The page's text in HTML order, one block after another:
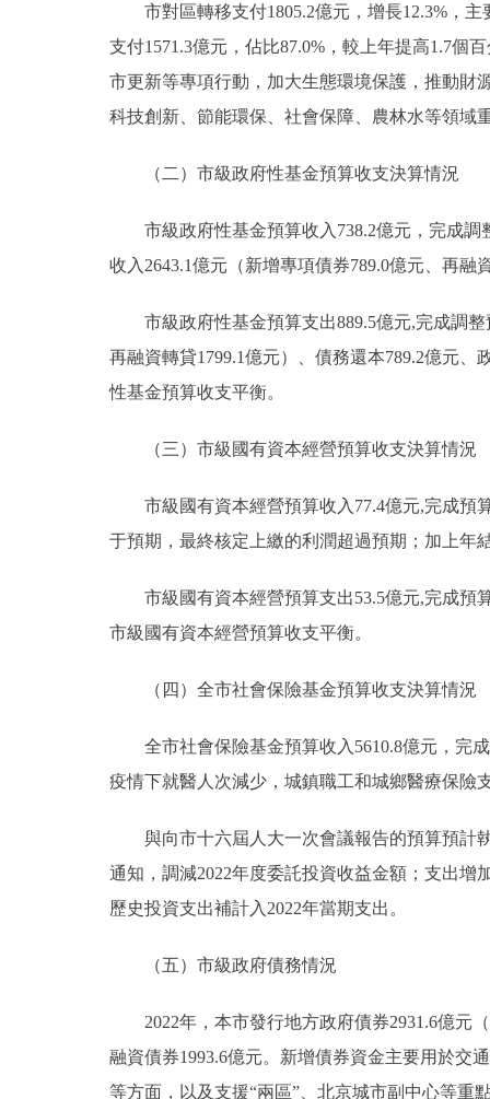
市對區轉移支付1805.2億元，增長12.3%，主
支付1571.3億元，佔比87.0%，較上年提高1.7個
市更新等專項行動，加大生態環境保護，推動財
科技創新、節能環保、社會保障、農林水等領域
（二）市級政府性基金預算收支決算情況
市級政府性基金預算收入738.2億元，完成調
收入2643.1億元（新增專項債券789.0億元、再融
市級政府性基金預算支出889.5億元,完成調整
再融資轉貸1799.1億元）、債務還本789.2億元
性基金預算收支平衡。
（三）市級國有資本經營預算收支決算情況
市級國有資本經營預算收入77.4億元,完成預算
于預期，最終核定上繳的利潤超過預期；加上年
市級國有資本經營預算支出53.5億元,完成預算
市級國有資本經營預算收支平衡。
（四）全市社會保險基金預算收支決算情況
全市社會保險基金預算收入5610.8億元，完成
疫情下就醫人次減少，城鎮職工和城鄉醫療保險
與向市十六屆人大一次會議報告的預算預計執
通知，調減2022年度委託投資收益金額；支出
歷史投資支出補計入2022年當期支出。
（五）市級政府債務情況
2022年，本市發行地方政府債券2931.6億元（
融資債券1993.6億元。新增債券資金主要用於交
等方面，以及支援“兩區”、北京城市副中心等重